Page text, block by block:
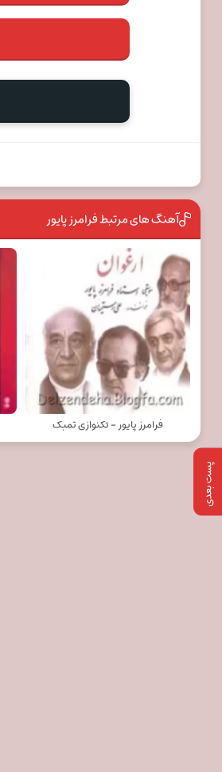
پست بعدی
آهنگ های مرتبط فرامرز پایور
فرامرز پایور - تکنوازی تمبک